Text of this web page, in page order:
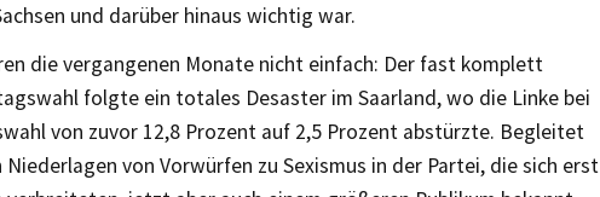
und darüber hinaus wichtig war.
die vergangenen Monate nicht einfach: Der fast komplett
folgte ein totales Desaster im Saarland, wo die Linke bei
von zuvor 12,8 Prozent auf 2,5 Prozent abstürzte. Begleitet
von Vorwürfen zu Sexismus in der Partei, die sich erst